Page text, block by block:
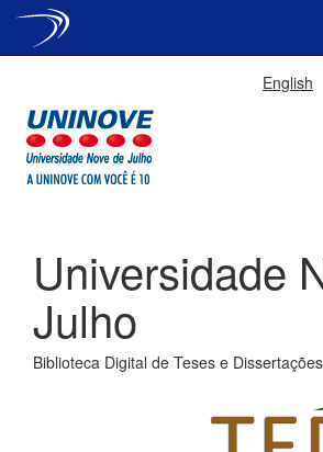
English
Universidade
Julho
Biblioteca Digital de Teses e Dissertações